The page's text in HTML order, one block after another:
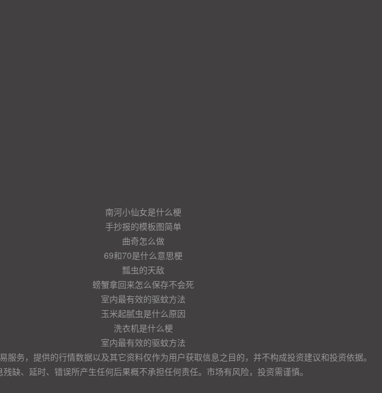
南河小仙女是什么梗
手抄报的模板图简单
曲奇怎么做
69和70是什么意思梗
瓢虫的天敌
螃蟹拿回来怎么保存不会死
室内最有效的驱蚊方法
玉米起腻虫是什么原因
洗衣机是什么梗
室内最有效的驱蚊方法
服务，提供的行情数据以及其它资料仅作为用户获取信息之目的，并不构成投资建议和投资依据。
残缺、延时、错误所产生任何后果概不承担任何责任。市场有风险，投资需谨慎。